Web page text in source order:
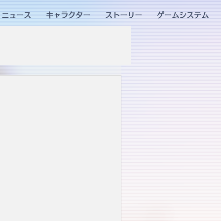
ニュース キャラクター ストーリー ゲームシステム